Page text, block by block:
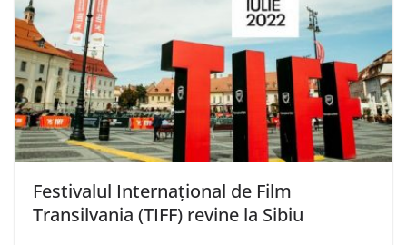
Festivalul Internaţional de Film
Transilvania (TIFF) revine la Sibiu